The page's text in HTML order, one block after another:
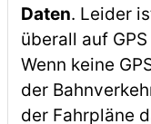
Daten. Leider
überall auf
Wenn keine
der
der Fahrpläne